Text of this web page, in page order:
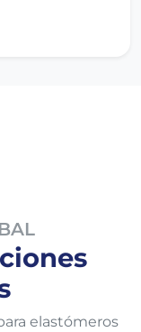
elastómeros